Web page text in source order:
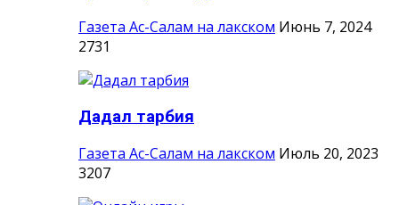
Газета Ас-Салам на лакском Июнь 7, 2024
2731
Дадал тарбия
Газета Ас-Салам на лакском Июль 20, 2023
3207